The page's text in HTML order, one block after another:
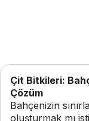
Çit Bitkileri:
Çözüm
Bahçenizin
oluşturmak mı